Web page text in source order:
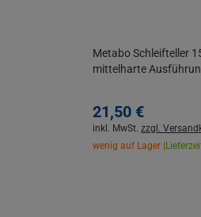
Metabo Schleifteller
mittelharte
21,50 €
inkl. MwSt. zzgl.
wenig auf Lager |